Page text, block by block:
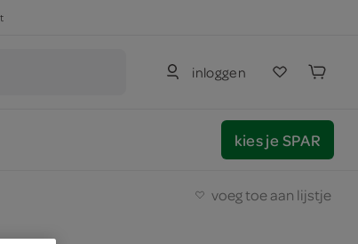
inloggen
kies je SPAR
voeg toe aan lijstje